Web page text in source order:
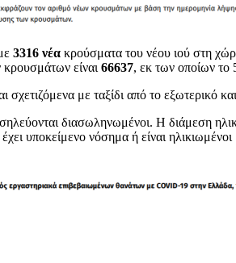
3316 νέα κρούσματα του νέου ιού στη
είναι 66637, εκ των οποίων το
σχετιζόμενα με ταξίδι από το εξωτερικό
διασωληνωμένοι. Η διάμεση
υποκείμενο νόσημα ή είναι